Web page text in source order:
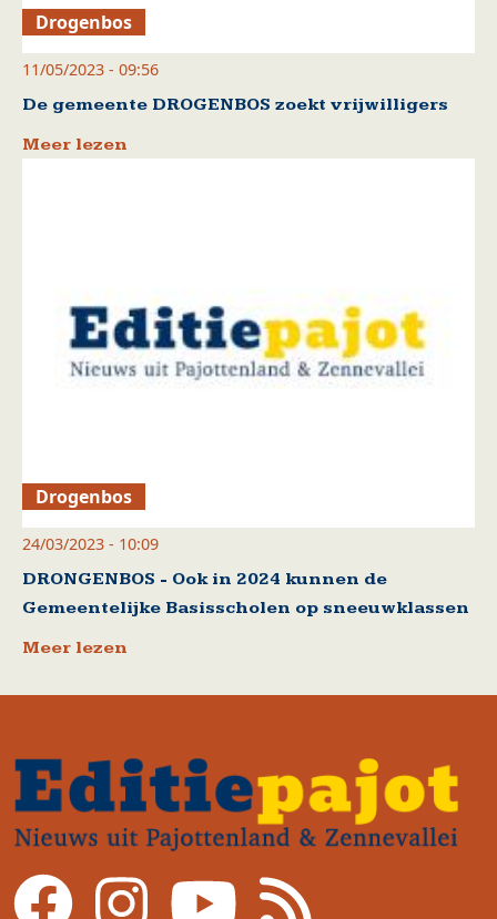
Drogenbos
11/05/2023 - 09:56
De gemeente DROGENBOS zoekt vrijwilligers
Meer lezen
Drogenbos
24/03/2023 - 10:09
DRONGENBOS - Ook in 2024 kunnen de
Gemeentelijke Basisscholen op sneeuwklassen
Meer lezen